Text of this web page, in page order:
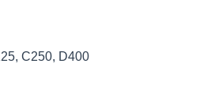
C250, D400